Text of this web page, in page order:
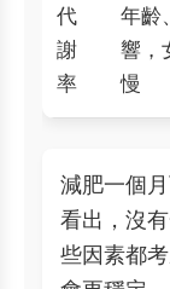
代
謝
率
年齡
響，
慢
減肥一個
看出，沒
些因素都